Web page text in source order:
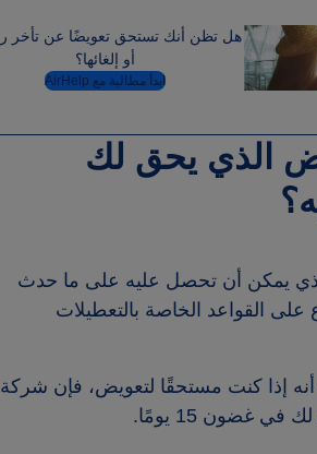
هل تظن أنك تستحق تعويضًا عن تأخر
أو إلغائها؟
ابدأ مطالبة مع AirHelp
الذي يحق لك
يمكن أن تحصل عليه على ما حدث
على القواعد الخاصة بالتعطيلات
إذا كنت مستحقًا لتعويض، فإن شركة
غضون 15 يومًا.